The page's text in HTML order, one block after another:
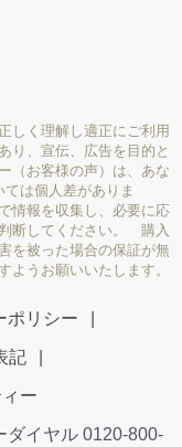
しく理解し適正にご利用
り、宣伝、広告を目的と
（お客様の声）は、あな
は個人差がありま
情報を収集し、必要に応
断してください。 購入
を被った場合の保証が無
ようお願いいたします。
ポリシー
記
ー
ダイヤル 0120-800-